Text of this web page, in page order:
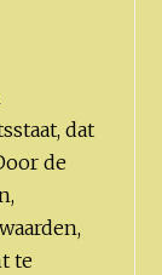
dat
de
te